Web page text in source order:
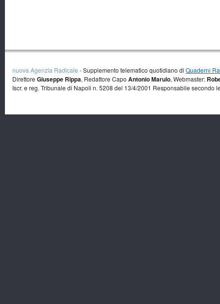
nuova Agenzia Radicale - Supplemento telematico quotidiano di Quaderni
Direttore Giuseppe Rippa, Redattore Capo Antonio Marulo, Webmaster:
Iscr. e reg. Tribunale di Napoli n. 5208 del 13/4/2001 Responsabile secondo